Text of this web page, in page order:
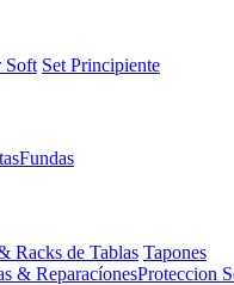
Soft Set Principiente
Fundas
Racks de Tablas Tapones
& ReparacíonesProteccion